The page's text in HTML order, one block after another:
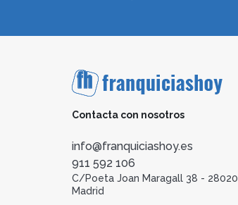
Contacta con nosotros
info@franquiciashoy.es
911 592 106
C/Poeta Joan Maragall 38 - 28020
Madrid